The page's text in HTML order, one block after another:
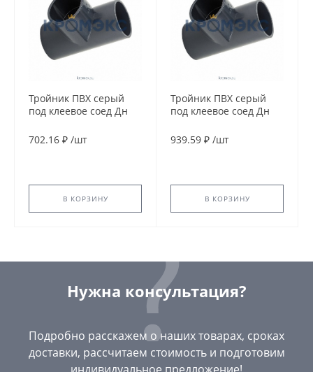
Тройник ПВХ серый
под клеевое соед Дн
напорный EFFAST
702.16 ₽ /шт
В КОРЗИНУ
Тройник ПВХ серый
под клеевое соед Дн
напорный Aquaviva
939.59 ₽ /шт
В КОРЗИНУ
Нужна консультация?
Подробно расскажем о наших товарах, сроках
доставки, рассчитаем стоимость и подготовим